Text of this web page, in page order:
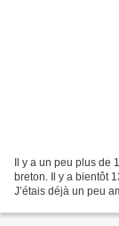
Il y a un peu plus de
breton. Il y a bientôt
J’étais déjà un peu